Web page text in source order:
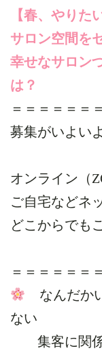
【春、やりた
サロン空間を
幸せなサロン
は？
＝＝＝＝＝＝
募集がいよい
オンライン（
ご自宅などネ
どこからでも
＝＝＝＝＝＝
なんだか
ない
集客に関係